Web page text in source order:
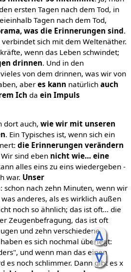
ᐃ
ᐁ
ersten Tagen nach dem Tod, in
Tagen nach dem Tod,
was die Erinnerungen sind.
sich mit dem Weltenäther.
wenn das Leben schwindet;
drinnen. Und in den
von dem drinnen, was wir von
aberes kann natürlich auch
Ich da ein Impuls
dort auch, wie wir mit unseren
. Ein Typisches ist, wenn sich ein
die Erinnerungen verändern
sind eben nicht wie… eine
alles eins zu eins wiedergeben -
war. Unser
: schon nach zehn Minuten, wenn wir
anderes, als es wirklich außen
noch so ähnlich; das ist oft… die
Zeugenbefragung, das ist oft
und zehn verschiedene
es sich nochmal überlegt:
und wenn man das einen
es noch schlimmer. Dann gibt es x